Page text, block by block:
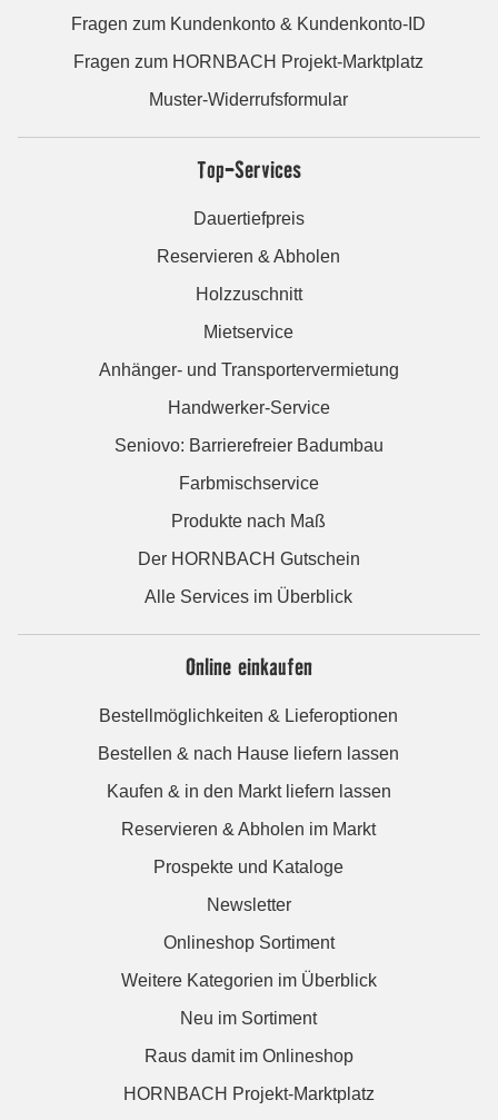
Fragen zum Kundenkonto & Kundenkonto-ID
Fragen zum HORNBACH Projekt-Marktplatz
Muster-Widerrufsformular
Top-Services
Dauertiefpreis
Reservieren & Abholen
Holzzuschnitt
Mietservice
Anhänger- und Transportervermietung
Handwerker-Service
Seniovo: Barrierefreier Badumbau
Farbmischservice
Produkte nach Maß
Der HORNBACH Gutschein
Alle Services im Überblick
Online einkaufen
Bestellmöglichkeiten & Lieferoptionen
Bestellen & nach Hause liefern lassen
Kaufen & in den Markt liefern lassen
Reservieren & Abholen im Markt
Prospekte und Kataloge
Newsletter
Onlineshop Sortiment
Weitere Kategorien im Überblick
Neu im Sortiment
Raus damit im Onlineshop
HORNBACH Projekt-Marktplatz